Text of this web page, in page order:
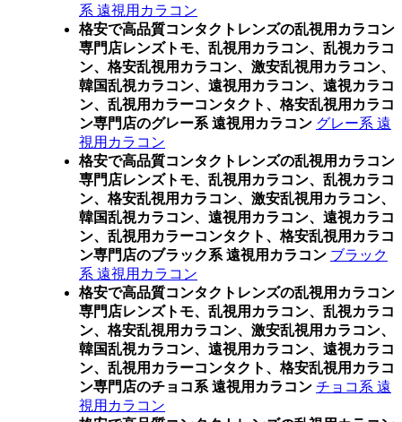
系 遠視用カラコン
格安で高品質コンタクトレンズの乱視用カラコン
専門店レンズトモ、乱視用カラコン、乱視カラコ
ン、格安乱視用カラコン、激安乱視用カラコン、
韓国乱視カラコン、遠視用カラコン、遠視カラコ
ン、乱視用カラーコンタクト、格安乱視用カラコ
ン専門店のグレー系 遠視用カラコン グレー系 遠
視用カラコン
格安で高品質コンタクトレンズの乱視用カラコン
専門店レンズトモ、乱視用カラコン、乱視カラコ
ン、格安乱視用カラコン、激安乱視用カラコン、
韓国乱視カラコン、遠視用カラコン、遠視カラコ
ン、乱視用カラーコンタクト、格安乱視用カラコ
ン専門店のブラック系 遠視用カラコン ブラック
系 遠視用カラコン
格安で高品質コンタクトレンズの乱視用カラコン
専門店レンズトモ、乱視用カラコン、乱視カラコ
ン、格安乱視用カラコン、激安乱視用カラコン、
韓国乱視カラコン、遠視用カラコン、遠視カラコ
ン、乱視用カラーコンタクト、格安乱視用カラコ
ン専門店のチョコ系 遠視用カラコン チョコ系 遠
視用カラコン